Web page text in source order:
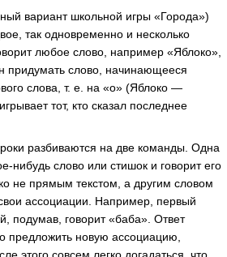
вариант школьной игры «Города»)
так одновременно и несколько
любое слово, например «Яблоко»,
придумать слово, начинающееся
слова, т. е. на «о» (Яблоко —
тот, кто сказал последнее
разбиваются на две команды. Одна
нибудь слово или стишок и говорит его
не прямым текстом, а другим словом
ассоциации. Например, первый
подумав, говорит «баба». Ответ
предложить новую ассоциацию,